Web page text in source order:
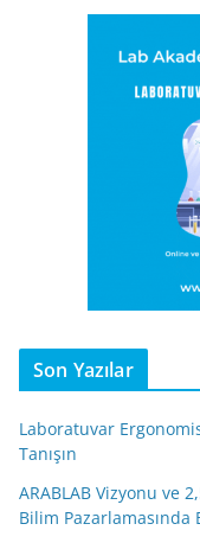
Son Yazılar
Laboratuvar
Tanışın
ARABLAB Vizyonu ve
Bilim Pazarlamasında